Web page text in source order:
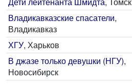
Владикавказские спасатели,
Владикавказ
ХГУ, Харьков
В джазе только девушки (НГУ),
Новосибирск